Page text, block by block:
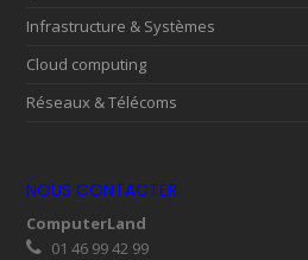
Infrastructure & Systèmes
Cloud computing
Réseaux & Télécoms
NOUS CONTACTER
ComputerLand
01 46 99 42 99